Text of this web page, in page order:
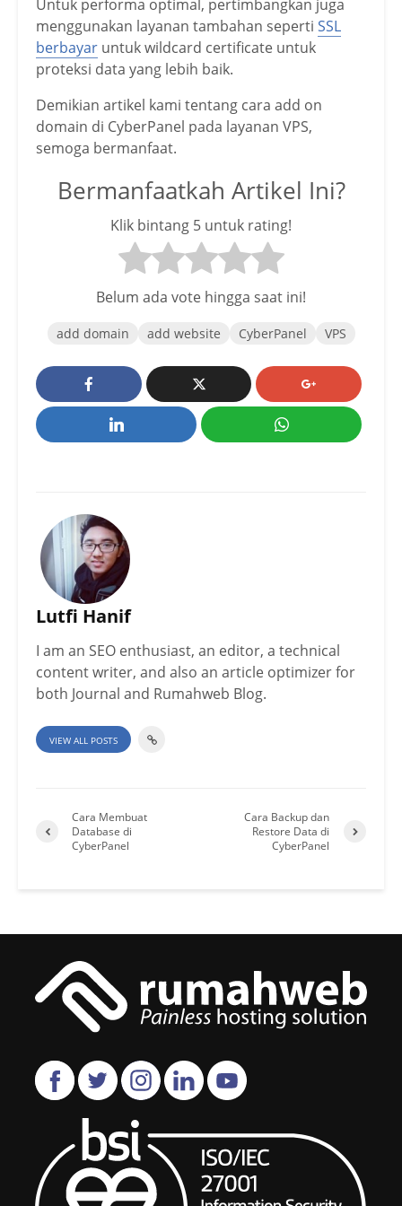
Untuk performa optimal, pertimbangkan juga
menggunakan layanan tambahan seperti SSL
berbayar untuk wildcard certificate untuk
proteksi data yang lebih baik.
Demikian artikel kami tentang cara add on
domain di CyberPanel pada layanan VPS,
semoga bermanfaat.
Bermanfaatkah Artikel Ini?
Klik bintang 5 untuk rating!
Belum ada vote hingga saat ini!
add domain add website CyberPanel VPS
Lutfi Hanif
I am an SEO enthusiast, an editor, a technical
content writer, and also an article optimizer for
both Journal and Rumahweb Blog.
VIEW ALL POSTS
Cara Membuat
Database di
CyberPanel
Cara Backup dan
Restore Data di
CyberPanel